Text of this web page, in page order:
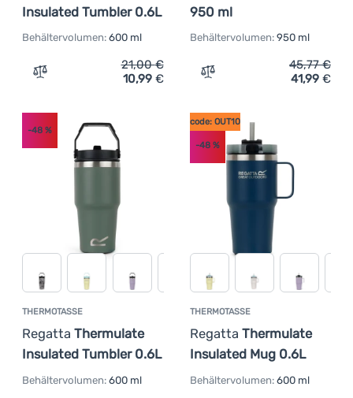
Insulated Tumbler 0.6L
Behältervolumen: 600 ml
Zum Vergleich 'Thermotasse Regatta Thermulate
21,00€
10,99 €
950 ml
Behältervolumen: 950 ml
Zum Vergleich
45,77€
41,99 €
THERMOTASSE
Regatta Thermulate
Insulated Tumbler 0.6L
-48 %
Behältervolumen: 600 ml
THERMOTASSE
Regatta Thermulate
Insulated Mug 0.6L
code: OUT10
-48%
Behältervolumen: 600 ml